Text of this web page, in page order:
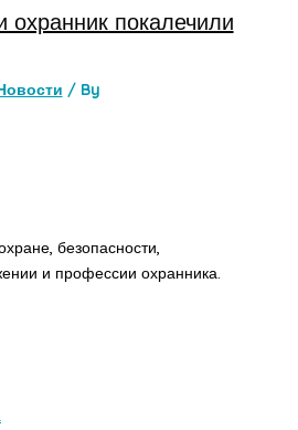
покалечили
/ By
безопасности,
и профессии охранника.